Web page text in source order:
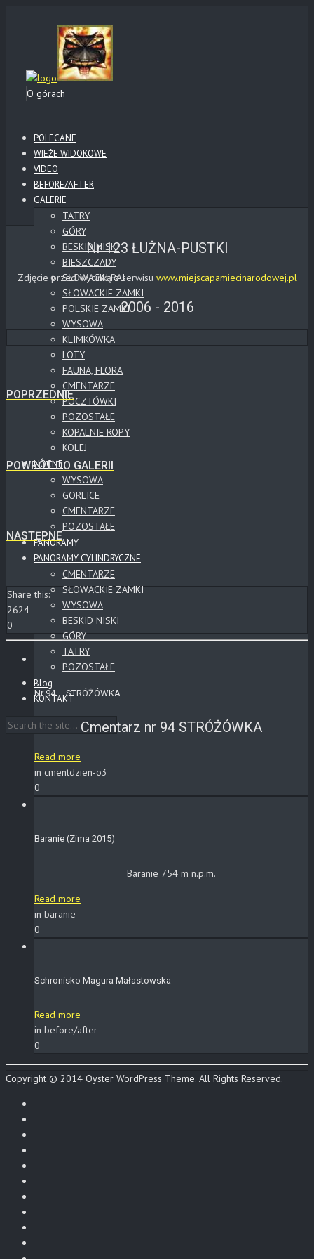
O górach
POLECANE
WIEŻE WIDOKOWE
VIDEO
BEFORE/AFTER
GALERIE
TATRY
GÓRY
BESKID NISKI
BIESZCZADY
SŁOWACKI RAJ
SŁOWACKIE ZAMKI
POLSKIE ZAMKI
WYSOWA
KLIMKÓWKA
LOTY
FAUNA, FLORA
CMENTARZE
POCZTÓWKI
POZOSTAŁE
KOPALNIE ROPY
KOLEJ
NOCNE
WYSOWA
GORLICE
CMENTARZE
POZOSTAŁE
PANORAMY
PANORAMY CYLINDRYCZNE
CMENTARZE
SŁOWACKIE ZAMKI
WYSOWA
BESKID NISKI
GÓRY
TATRY
POZOSTAŁE
Blog
KONTAKT
Nr 123 ŁUŻNA-PUSTKI
Zdjęcie przed wycinką z serwisu www.miejscapamiecinarodowej.pl
2006 - 2016
POPRZEDNIE
POWRÓT DO GALERII
NASTĘPNE
Share this:
2624
0
Nr 94 – STRÓŻÓWKA
Cmentarz nr 94 STRÓŻÓWKA
Read more
in cmentdzien-o3
0
Baranie (Zima 2015)
Baranie 754 m n.p.m.
Read more
in baranie
0
Schronisko Magura Małastowska
Read more
in before/after
0
Copyright © 2014 Oyster WordPress Theme. All Rights Reserved.